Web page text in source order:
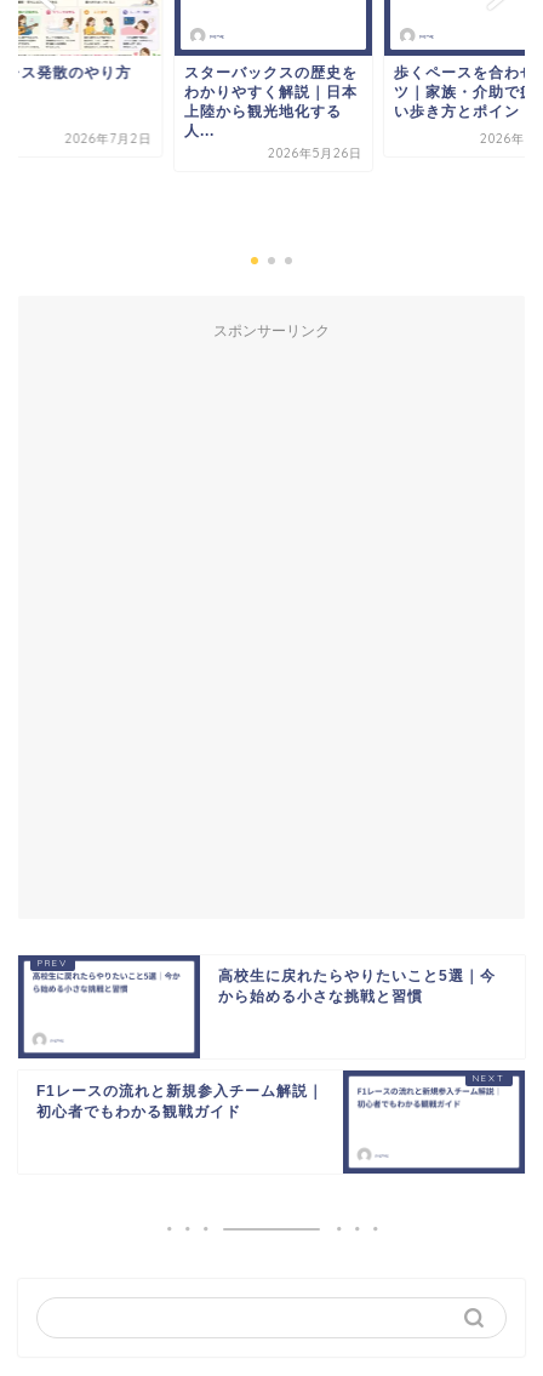
レス発散のやり方
2026年7月2日
スターバックスの歴史を
わかりやすく解説｜日本
上陸から観光地化する
人...
2026年5月26日
歩くペースを合わせ
ツ｜家族・介助で疲
い歩き方とポイント
2026年3
スポンサーリンク
高校生に戻れたらやりたいこと5選｜今
から始める小さな挑戦と習慣
F1レースの流れと新規参入チーム解説｜
初心者でもわかる観戦ガイド